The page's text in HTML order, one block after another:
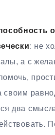
: не
а с
своим
два